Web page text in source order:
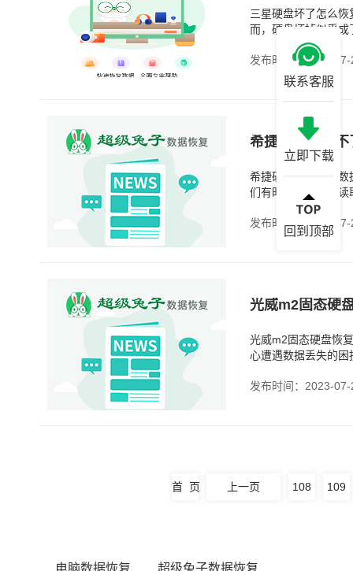
三星硬盘坏了怎么
而，硬盘坏掉似乎
虑？然而，不必过
发布时间：2023-07-
希捷硬盘读取
希捷硬盘读取不了
们有时会遇到无法
误、病毒感染等。
发布时间：2023-07-
光威m2固态硬
光威m2固态硬盘恢
心遭遇数据丢失的
发布时间：2023-07-
首 页 上一页 108 109
电脑数据恢复 超级兔子数据恢复
联系客服
立即下载
回到顶部